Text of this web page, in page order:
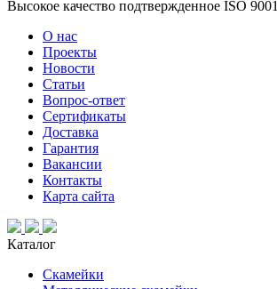
Высокое качество подтвержденное ISO
О нас
Проекты
Новости
Статьи
Вопрос-ответ
Сертификаты
Доставка
Гарантия
Вакансии
Контакты
Карта сайта
Каталог
Скамейки